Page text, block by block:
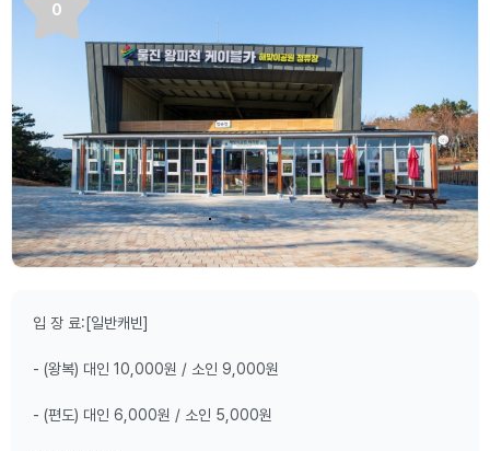
0
입 장 료:[일반캐빈]
- (왕복) 대인 10,000원 / 소인 9,000원
- (편도) 대인 6,000원 / 소인 5,000원